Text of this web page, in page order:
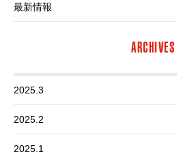
最新情報
ARCHIVES
2025.3
2025.2
2025.1